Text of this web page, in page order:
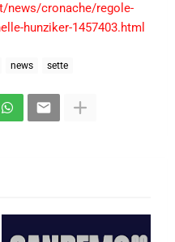
news/cronache/regole-
hunziker-1457403.html
news sette